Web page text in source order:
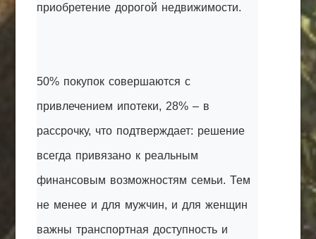
приобретение дорогой недвижимости.
50% покупок совершаются с
привлечением ипотеки, 28% – в
рассрочку, что подтверждает: решение
всегда привязано к реальным
финансовым возможностям семьи. Тем
не менее и для мужчин, и для женщин
важны транспортная доступность и